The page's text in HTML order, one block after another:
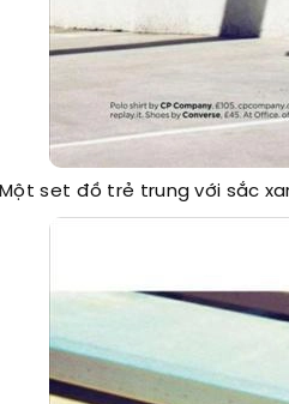
Một set đồ trẻ trung với sắc